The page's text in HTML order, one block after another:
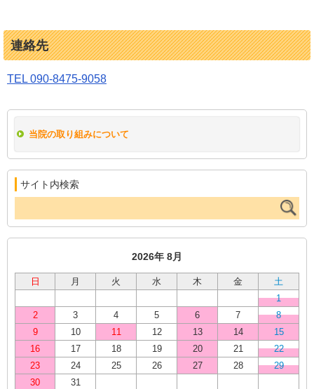
連絡先
TEL 090-8475-9058
当院の取り組みについて
サイト内検索
2026年 8月
日 月 火 水 木 金
土
1
2
3 4 5 6 7
8
9
10 11 12 13 14
15
16
17 18 19 20 21
22
23
24 25 26 27 28
29
30
31